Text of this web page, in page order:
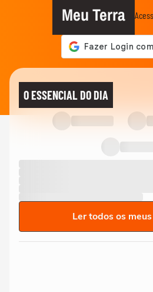
Meu Terra
O ESSENCIAL DO DIA
Ler todos os